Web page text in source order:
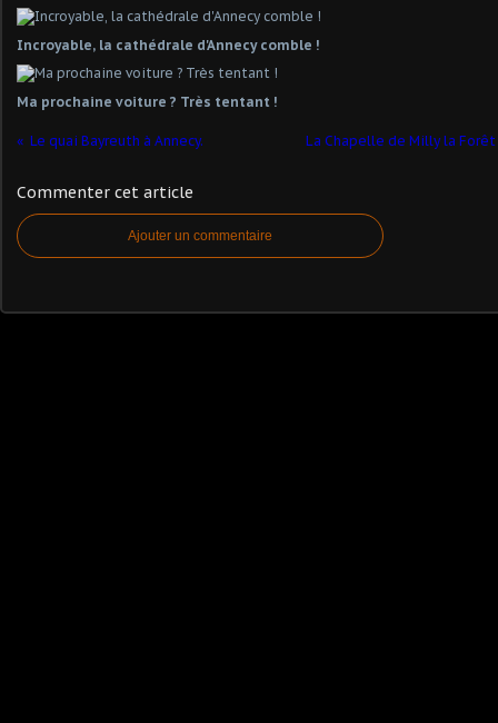
Incroyable, la cathédrale d'Annecy comble !
Ma prochaine voiture ? Très tentant !
Le quai Bayreuth à Annecy. La Chapelle de Milly la
Commenter cet article
Ajouter un commentaire